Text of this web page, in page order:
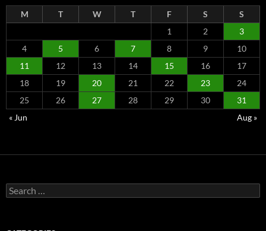
M T W T F S
S
1
2
3
4
5 6 7 8 9
10
11
12 13 14 15 16
17
18
19 20 21 22 23
24
25
26 27 28 29 30
31
« Jun
Aug »
Search
for: